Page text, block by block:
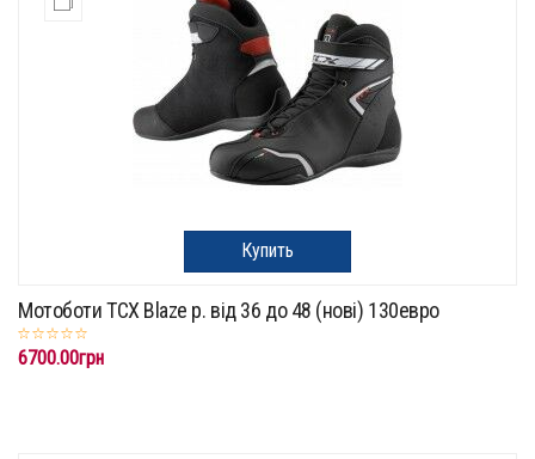
Купить
Мотоботи TCX Blaze p. від 36 до 48 (нові) 130евро
6700.00грн